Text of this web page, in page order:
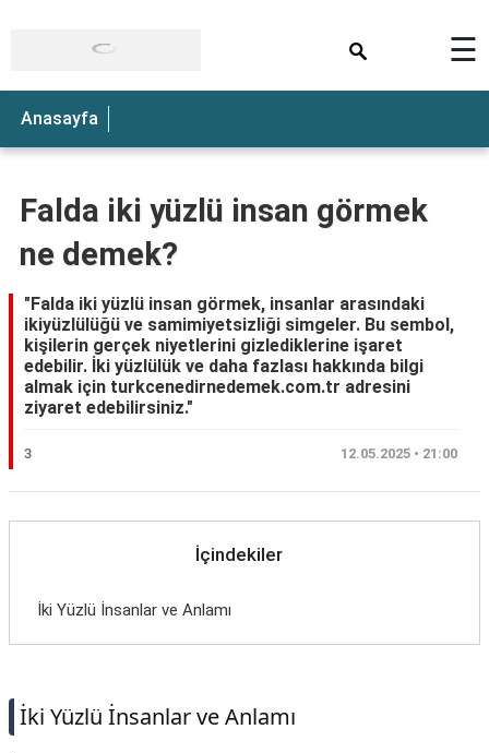
☰
Anasayfa
Falda iki yüzlü insan görmek
ne demek?
"Falda iki yüzlü insan görmek, insanlar arasındaki
ikiyüzlülüğü ve samimiyetsizliği simgeler. Bu sembol,
kişilerin gerçek niyetlerini gizlediklerine işaret
edebilir. İki yüzlülük ve daha fazlası hakkında bilgi
almak için turkcenedirnedemek.com.tr adresini
ziyaret edebilirsiniz."
3 12.05.2025 • 21:00
İçindekiler
İki Yüzlü İnsanlar ve Anlamı
İki Yüzlü İnsanlar ve Anlamı